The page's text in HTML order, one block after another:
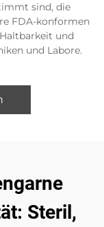
sind, die
FDA-konformen
und
und Labore.
Steril,